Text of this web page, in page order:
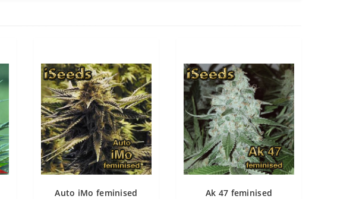
Auto iMo feminised Ak 47 feminised